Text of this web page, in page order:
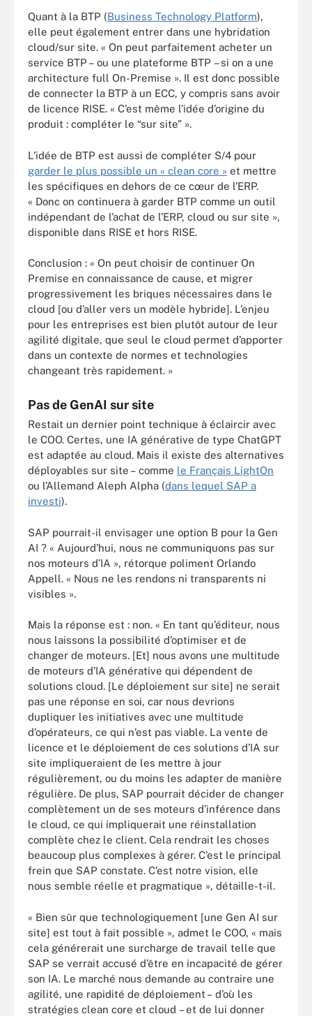
Quant à la BTP (Business Technology Platform),
elle peut également entrer dans une hybridation
cloud/sur site. « On peut parfaitement acheter un
service BTP – ou une plateforme BTP – si on a une
architecture full On-Premise ». Il est donc possible
de connecter la BTP à un ECC, y compris sans avoir
de licence RISE. « C’est même l’idée d’origine du
produit : compléter le “sur site” ».
L’idée de BTP est aussi de compléter S/4 pour
garder le plus possible un « clean core » et mettre
les spécifiques en dehors de ce cœur de l’ERP.
« Donc on continuera à garder BTP comme un outil
indépendant de l’achat de l’ERP, cloud ou sur site »,
disponible dans RISE et hors RISE.
Conclusion : « On peut choisir de continuer On
Premise en connaissance de cause, et migrer
progressivement les briques nécessaires dans le
cloud [ou d’aller vers un modèle hybride]. L’enjeu
pour les entreprises est bien plutôt autour de leur
agilité digitale, que seul le cloud permet d’apporter
dans un contexte de normes et technologies
changeant très rapidement. »
Pas de GenAI sur site
Restait un dernier point technique à éclaircir avec
le COO. Certes, une IA générative de type ChatGPT
est adaptée au cloud. Mais il existe des alternatives
déployables sur site – comme le Français LightOn
ou l’Allemand Aleph Alpha (dans lequel SAP a
investi).
SAP pourrait-il envisager une option B pour la Gen
AI ? « Aujourd’hui, nous ne communiquons pas sur
nos moteurs d’IA », rétorque poliment Orlando
Appell. « Nous ne les rendons ni transparents ni
visibles ».
Mais la réponse est : non. « En tant qu’éditeur, nous
nous laissons la possibilité d’optimiser et de
changer de moteurs. [Et] nous avons une multitude
de moteurs d’IA générative qui dépendent de
solutions cloud. [Le déploiement sur site] ne serait
pas une réponse en soi, car nous devrions
dupliquer les initiatives avec une multitude
d’opérateurs, ce qui n’est pas viable. La vente de
licence et le déploiement de ces solutions d’IA sur
site impliqueraient de les mettre à jour
régulièrement, ou du moins les adapter de manière
régulière. De plus, SAP pourrait décider de changer
complètement un de ses moteurs d’inférence dans
le cloud, ce qui impliquerait une réinstallation
complète chez le client. Cela rendrait les choses
beaucoup plus complexes à gérer. C’est le principal
frein que SAP constate. C’est notre vision, elle
nous semble réelle et pragmatique », détaille-t-il.
« Bien sûr que technologiquement [une Gen AI sur
site] est tout à fait possible », admet le COO, « mais
cela générerait une surcharge de travail telle que
SAP se verrait accusé d’être en incapacité de gérer
son IA. Le marché nous demande au contraire une
agilité, une rapidité de déploiement – d’où les
stratégies clean core et cloud – et de lui donner